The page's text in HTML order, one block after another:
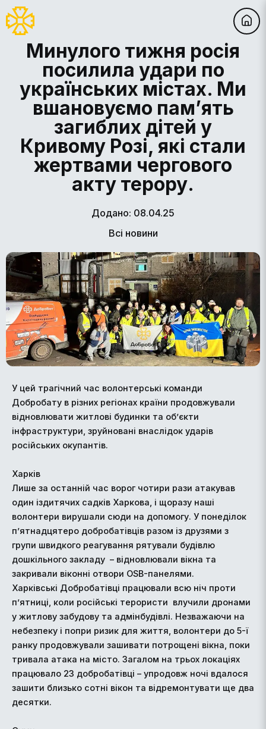
Минулого тижня росія
посилила удари по
українських містах. Ми
вшановуємо памʼять
загиблих дітей у
Кривому Розі, які стали
жертвами чергового
акту терору.
Додано: 08.04.25
Всі новини
У цей трагічний час волонтерські команди
Добробату в різних регіонах країни продовжували
відновлювати житлові будинки та об’єкти
інфраструктури, зруйновані внаслідок ударів
російських окупантів.
Харків
Лише за останній час ворог чотири рази атакував
один іздитячих садків Харкова, і щоразу наші
волонтери вирушали сюди на допомогу. У понеділок
п’ятнадцятеро добробатівців разом із друзями з
групи швидкого реагування рятували будівлю
дошкільного закладу – відновлювали вікна та
закривали віконні отвори OSB-панелями.
Харківські Добробатівці працювали всю ніч проти
п’ятниці, коли російські терористи влучили дронами
у житлову забудову та адмінбудівлі. Незважаючи на
небезпеку і попри ризик для життя, волонтери до 5-ї
ранку продовжували зашивати потрощені вікна, поки
тривала атака на місто. Загалом на трьох локаціях
працювало 23 добробатівці – упродовж ночі вдалося
зашити близько сотні вікон та відремонтувати ще два
десятки.